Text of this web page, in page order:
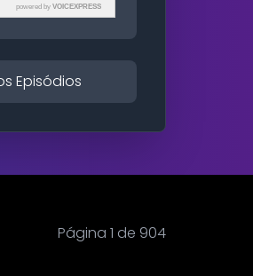
powered by VOICEXPRESS
Episódios
Página 1 de 904